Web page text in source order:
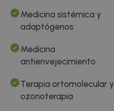
Medicina sistémica y
adaptógenos
Medicina
antienvejecimiento
Terapia ortomolecular y
ozonoterapia